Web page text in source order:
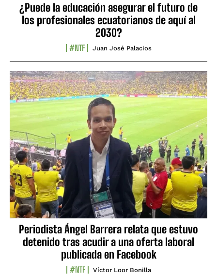
¿Puede la educación asegurar el futuro de
los profesionales ecuatorianos de aquí al
2030?
#NTF Juan José Palacios
Periodista Ángel Barrera relata que estuvo
detenido tras acudir a una oferta laboral
publicada en Facebook
#NTF Víctor Loor Bonilla